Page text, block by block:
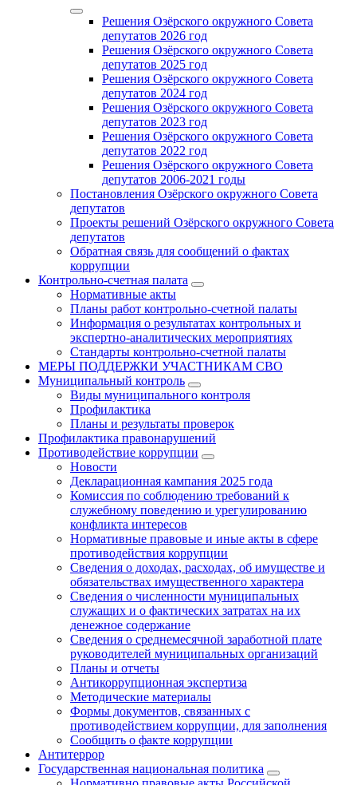
Решения Озёрского окружного Совета
депутатов 2026 год
Решения Озёрского окружного Совета
депутатов 2025 год
Решения Озёрского окружного Совета
депутатов 2024 год
Решения Озёрского окружного Совета
депутатов 2023 год
Решения Озёрского окружного Совета
депутатов 2022 год
Решения Озёрского окружного Совета
депутатов 2006-2021 годы
Постановления Озёрского окружного Совета
депутатов
Проекты решений Озёрского окружного Совета
депутатов
Обратная связь для сообщений о фактах
коррупции
Контрольно-счетная палата
Нормативные акты
Планы работ контрольно-счетной палаты
Информация о результатах контрольных и
экспертно-аналитических мероприятиях
Стандарты контрольно-счетной палаты
МЕРЫ ПОДДЕРЖКИ УЧАСТНИКАМ СВО
Муниципальный контроль
Виды муниципального контроля
Профилактика
Планы и результаты проверок
Профилактика правонарушений
Противодействие коррупции
Новости
Декларационная кампания 2025 года
Комиссия по соблюдению требований к
служебному поведению и урегулированию
конфликта интересов
Нормативные правовые и иные акты в сфере
противодействия коррупции
Сведения о доходах, расходах, об имуществе и
обязательствах имущественного характера
Сведения о численности муниципальных
служащих и о фактических затратах на их
денежное содержание
Сведения о среднемесячной заработной плате
руководителей муниципальных организаций
Планы и отчеты
Антикоррупционная экспертиза
Методические материалы
Формы документов, связанных с
противодействием коррупции, для заполнения
Сообщить о факте коррупции
Антитеррор
Государственная национальная политика